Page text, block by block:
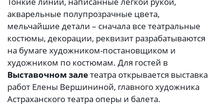
акварельные полупрозрачные цвета,
мельчайшие детали – сначала все театральные
костюмы, декорации, реквизит разрабатываются
на бумаге художником-постановщиком и
художником по костюмам. Для гостей в
Выставочном залетеатра открывается выставка
работ Елены Вершининой, главного художника
Астраханского театра оперы и балета.